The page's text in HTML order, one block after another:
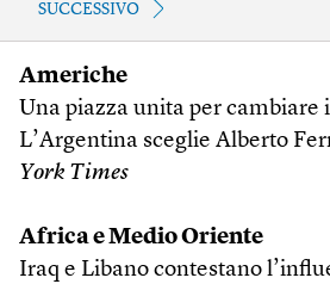
SUCCESSIVO
Americhe
Una piazza unita per cambiare
L’Argentina sceglie Alberto
York Times
Africa e Medio Oriente
Iraq e Libano contestano